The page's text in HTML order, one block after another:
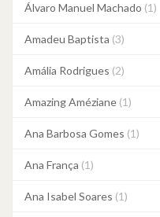
Álvaro Manuel Machado (1)
Amadeu Baptista (3)
Amália Rodrigues (2)
Amazing Améziane (1)
Ana Barbosa Gomes (1)
Ana França (1)
Ana Isabel Soares (1)